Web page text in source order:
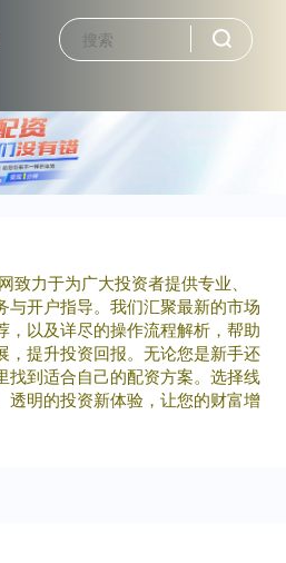
致力于为广大投资者提供专业、
与开户指导。我们汇聚最新的市场
，以及详尽的操作流程解析，帮助
，提升投资回报。无论您是新手还
找到适合自己的配资方案。选择线
透明的投资新体验，让您的财富增